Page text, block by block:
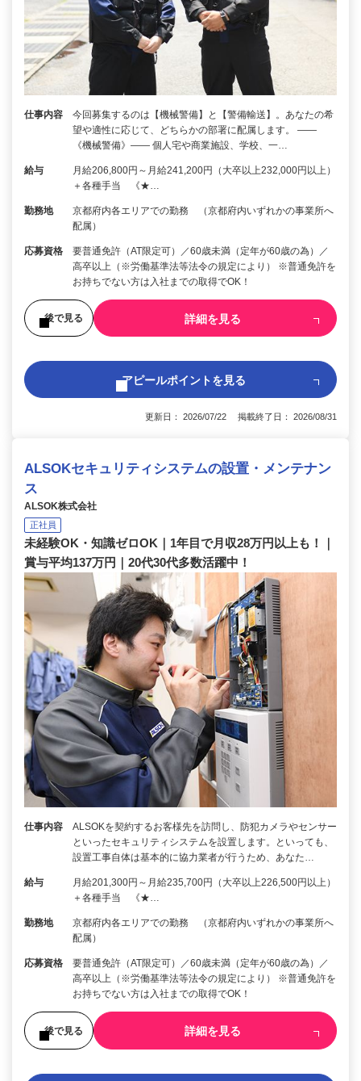
仕事内容
今回募集するのは【機械警備】と【警備輸送】。あなたの希
望や適性に応じて、どちらかの部署に配属します。 ――
《機械警備》―― 個人宅や商業施設、学校、一…
給与
月給206,800円～月給241,200円（大卒以上232,000円以上）
＋各種手当 《★…
勤務地
京都府内各エリアでの勤務 （京都府内いずれかの事業所へ
配属）
応募資格
要普通免許（AT限定可）／60歳未満（定年が60歳の為）／
高卒以上（※労働基準法等法令の規定により） ※普通免許を
お持ちでない方は入社までの取得でOK！
後で見る 詳細を見る
アピールポイントを見る
更新日： 2026/07/22 掲載終了日： 2026/08/31
ALSOKセキュリティシステムの設置・メンテナン
ス
ALSOK株式会社
正社員
未経験OK・知識ゼロOK｜1年目で月収28万円以上も！｜
賞与平均137万円｜20代30代多数活躍中！
仕事内容
ALSOKを契約するお客様先を訪問し、防犯カメラやセンサー
といったセキュリティシステムを設置します。といっても、
設置工事自体は基本的に協力業者が行うため、あなた…
給与
月給201,300円～月給235,700円（大卒以上226,500円以上）
＋各種手当 《★…
勤務地
京都府内各エリアでの勤務 （京都府内いずれかの事業所へ
配属）
応募資格
要普通免許（AT限定可）／60歳未満（定年が60歳の為）／
高卒以上（※労働基準法等法令の規定により） ※普通免許を
お持ちでない方は入社までの取得でOK！
後で見る 詳細を見る